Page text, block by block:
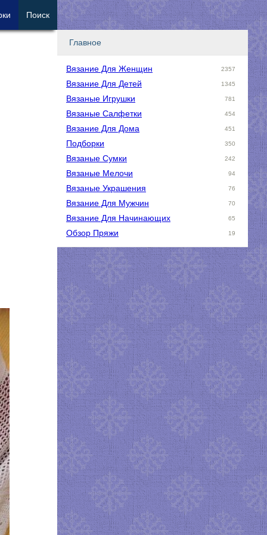
Главное
Вязание Для Женщин 2357
Вязание Для Детей 1345
Вязаные Игрушки 781
Вязаные Салфетки 454
Вязание Для Дома 451
Подборки 350
Вязаные Сумки 242
Вязаные Мелочи 94
Вязаные Украшения 76
Вязание Для Мужчин 70
Вязание Для Начинающих 65
Обзор Пряжи 19
Поиск